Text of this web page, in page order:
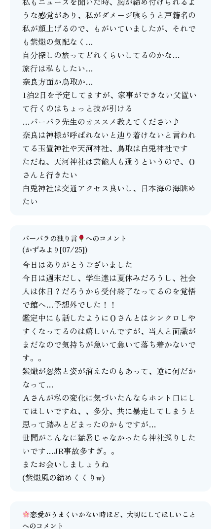
うな感覚があり、私がダメージ喰らうと戸籍名の
私が顔上げるので、もがいていましたが、それで
も紫熾の気配なく…
自分探しの旅ってどれくらいしてるのかな…
旅行は私もしたい…
奈良方面か鳥取か…
1泊2日を予定してますが、家事ができない父置い
て行くのはちょっと技が引ける
…バーバラ先生のオススメ教えてください♪
奈良は神様が呼ばれないと辿り着けないと言われ
てる玉置神社や天河神社、鳥取は白兎神社です
ただね、天河神社は芸能人も通うというので、Ｏ
さんと行きたい
白兎神社は交通アクセス良いし、日本海の海眺め
たい
バーバラの独り言
へのコメント
(かずみより[07/25])
今日はありがとうございました
今日は週末だし、学生達は夏休みだろうし、社会
人は休日？だろうから受付終了なってるのを覚悟
で館へ…予想外でした！！
鑑定中にも話したようにＯさんとはシンクロしや
すくなってるのは嬉しいんですが、当人と面識が
まだなので気持ちが急いて急いて落ち着かないで
す。。
紫熾が忽然と姿が消えたのもあって、逆に何だか
なって…
Ａさんが私の変化に気づいたんならホント口にし
てほしいですね、、多分、共に暴走してしまうと
思って踏みとどまったのかもですが…
世間がこんなに猛暑じゃなかったら神社巡りした
いです…JR事故多すぎ。。
またお会いしましょうね
(紫熾風の締めくくりw)
恋愛がうまくいかない時ほど、大切にしてほしいこと
へのコメント